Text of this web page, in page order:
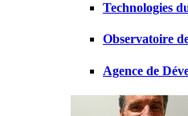
Technologies
Observatoire
Agence de